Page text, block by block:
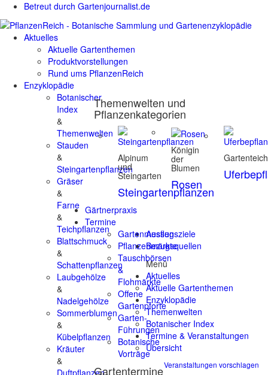
Betreut durch Gartenjournalist.de
Aktuelles
Aktuelle Gartenthemen
Produktvorstellungen
Rund ums PflanzenReich
Enzyklopädie
Botanischer
Index
&
Themenwelten
Stauden
&
Steingartenpflanzen
Gräser
&
Farne
&
Teichpflanzen
Blattschmuck
&
Schattenpflanzen
Laubgehölze
&
Nadelgehölze
Sommerblumen
&
Kübelpflanzen
Kräuter
&
Themenwelten und
Pflanzenkategorien
Alpinum
und
Steingarten
Steingartenpflanzen
Königin
der
Blumen
Rosen
Gartenteich
Gärtnerpraxis
Termine
Gartenmessen
Pflanzenmärkte
Tauschbörsen
&
Flohmärkte
Offene
Gartenpforte
Garten-
Führungen
Botanische
Vorträge
Veranstaltungen vorschlagen
Gartentermine
Ausflugsziele
Bezugsquellen
Menü
Aktuelles
Aktuelle Gartenthemen
Enzyklopädie
Themenwelten
Botanischer Index
Termine & Veranstaltungen
Übersicht